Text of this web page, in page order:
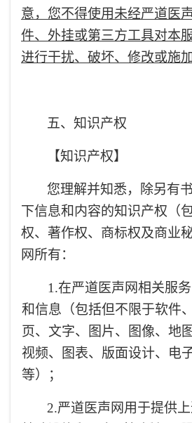
意，您不得使用未经严道医
件、外挂或第三方工具对本
进行干扰、破坏、修改或施
五、知识产权
【知识产权】
您理解并知悉，除另有
下信息和内容的知识产权（
权、著作权、商标权及商业
网所有：
1.在严道医声网相关服
和信息（包括但不限于软件
页、文字、图片、图像、地
视频、图表、版面设计、电
等）；
2.严道医声网用于提供